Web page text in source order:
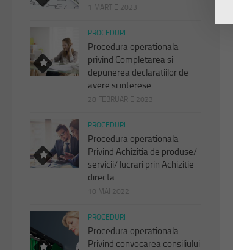
1 MARTIE 2023
PROCEDURI
Procedura operationala
privind Completarea si
depunerea declaratiilor de
avere si interese
28 FEBRUARIE 2023
PROCEDURI
Procedura operationala
Privind Achizitia de produse/
servicii/ lucrari prin Achizitie
directa
10 MAI 2022
PROCEDURI
Procedura operationala
Privind convocarea consiliului